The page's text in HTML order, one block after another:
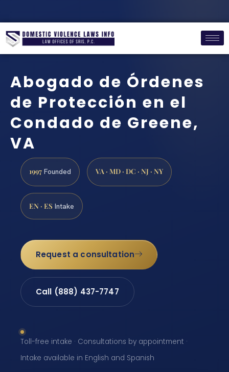
Abogado de Órdenes
de Protección en el
Condado de Greene,
VA
1997 Founded VA · MD · DC · NJ · NY
EN · ES Intake
Request a consultation
Call (888) 437-7747
Toll-free intake · Consultations by appointment ·
Intake available in English and Spanish